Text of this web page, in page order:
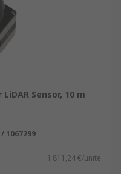
Sensor, 10 m
1067299
1 811,24 €/unité